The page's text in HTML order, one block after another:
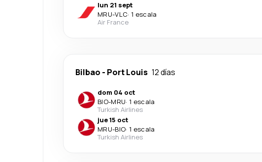
lun 21 sept
MRU-VLC· 1 escala
Air France
Bilbao - Port Louis 12 días
dom 04 oct
BIO-MRU· 1 escala
Turkish Airlines
jue 15 oct
MRU-BIO· 1 escala
Turkish Airlines